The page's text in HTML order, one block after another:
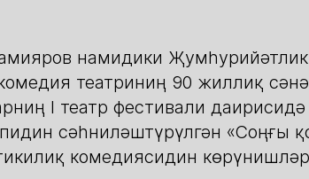
намидики
театриниң 90 жиллиқ
І театр фестивали
сәһниләштүрүлгән «Соңғы
комедиясидин